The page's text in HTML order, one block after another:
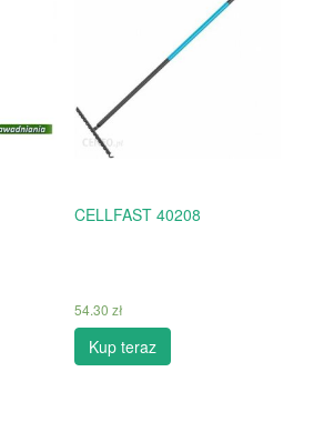
CELLFAST 40208
54.30 zł
Kup teraz